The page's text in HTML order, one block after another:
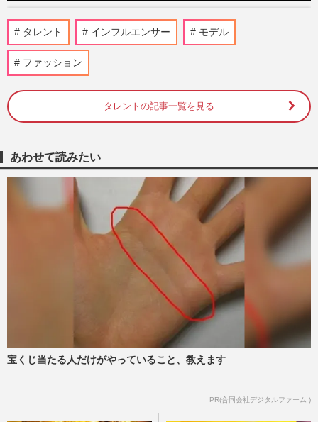
ル・井上ヤマト《2026年8月Choice》
川口春奈と日本代表・板倉滉が授かり婚、
《サッカーW杯》世界的バズでフォロワー
10倍のYouTuber・ガミックスが大炎上！
メッシの“低身長症”を嘲笑…
週刊女性PRIME 2026/7/15
1.5億円脱税で有罪判決のインフルエンサ
ー・宮崎麗果、執行猶予付きに《甘すぎ》
も背負う、実刑より重い“…
2026/7/15
《いじめを晒して撲滅》フォロワー110万
2026/7/14
タレント インフルエンサー モデル
ファッション
タレントの記事一覧を見る
あわせて読みたい
宝くじ当たる人だけがやっていること、教えます
PR(合同会社デジタルファーム )